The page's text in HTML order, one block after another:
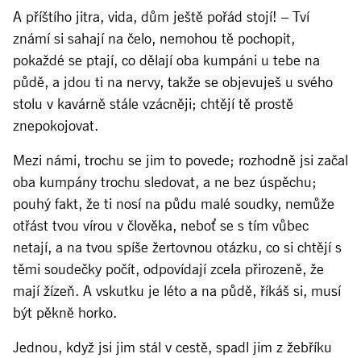
A příštího jitra, vida, dům ještě pořád stojí! – Tví
známí si sahají na čelo, nemohou tě pochopit,
pokaždé se ptají, co dělají oba kumpáni u tebe na
půdě, a jdou ti na nervy, takže se objevuješ u svého
stolu v kavárně stále vzácněji; chtějí tě prostě
znepokojovat.
Mezi námi, trochu se jim to povede; rozhodně jsi začal
oba kumpány trochu sledovat, a ne bez úspěchu;
pouhý fakt, že ti nosí na půdu malé soudky, nemůže
otřást tvou vírou v člověka, neboť se s tím vůbec
netají, a na tvou spíše žertovnou otázku, co si chtějí s
těmi soudečky počít, odpovídají zcela přirozeně, že
mají žízeň. A vskutku je léto a na půdě, říkáš si, musí
být pěkně horko.
Jednou, když jsi jim stál v cestě, spadl jim z žebříku